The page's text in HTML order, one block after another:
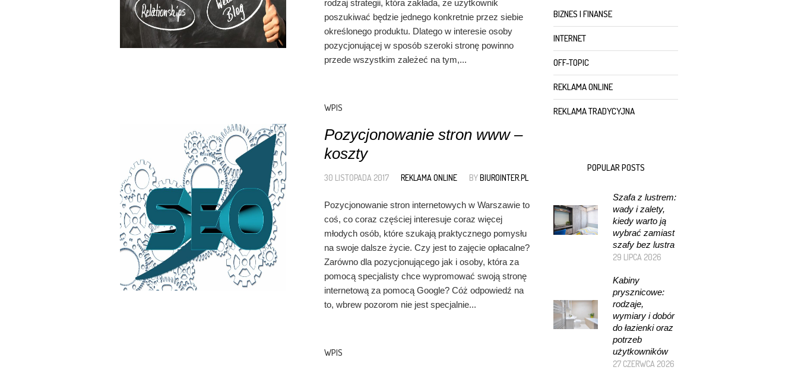
rodzaj strategii, która zakłada, że użytkownik
poszukiwać będzie jednego konkretnie przez siebie
określonego produktu. Dlatego w interesie osoby
pozycjonującej w sposób szeroki stronę powinno
przede wszystkim zależeć na tym,...
WPIS
Pozycjonowanie stron www –
koszty
30 LISTOPADA 2017 REKLAMA ONLINE BYBIUROINTER.PL
Pozycjonowanie stron internetowych w Warszawie to
coś, co coraz częściej interesuje coraz więcej
młodych osób, które szukają praktycznego pomysłu
na swoje dalsze życie. Czy jest to zajęcie opłacalne?
Zarówno dla pozycjonującego jak i osoby, która za
pomocą specjalisty chce wypromować swoją stronę
internetową za pomocą Google? Cóż odpowiedź na
to, wbrew pozorom nie jest specjalnie...
WPIS
BIZNES I FINANSE
INTERNET
OFF-TOPIC
REKLAMA ONLINE
REKLAMA TRADYCYJNA
POPULAR POSTS
Szafa z lustrem:
wady i zalety,
kiedy warto ją
wybrać zamiast
szafy bez lustra
29 LIPCA 2026
Kabiny
prysznicowe:
rodzaje,
wymiary i dobór
do łazienki oraz
potrzeb
użytkowników
27 CZERWCA 2026